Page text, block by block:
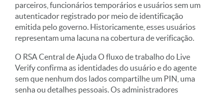
parceiros, funcionários temporários e usuários sem um
autenticador registrado por meio de identificação
emitida pelo governo. Historicamente, esses usuários
representam uma lacuna na cobertura de verificação.
O RSACentral de Ajuda O fluxo de trabalho do Live
Verify confirma as identidades do usuário e do agente
sem que nenhum dos lados compartilhe um PIN, uma
senha ou detalhes pessoais. Os administradores